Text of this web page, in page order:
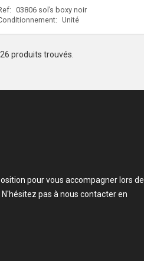
03806 sol’s boxy noir
Unité
26 produits trouvés.
pour vous accompagner lors de
pas à nous contacter en